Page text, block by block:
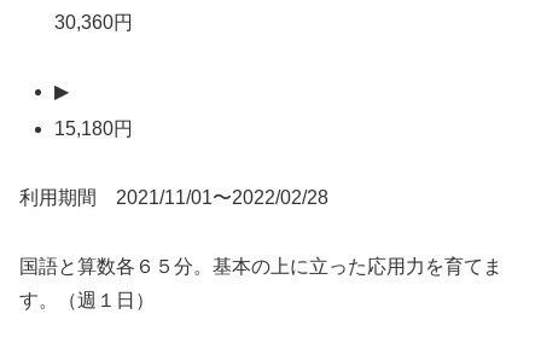
30,360円
▶
15,180円
利用期間 2021/11/01〜2022/02/28
国語と算数各６５分。基本の上に立った応用力を育てま
す。（週１日）